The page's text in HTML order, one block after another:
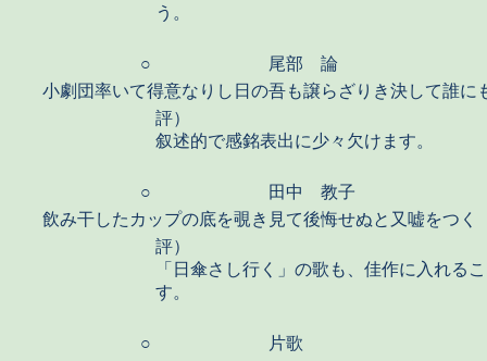
う。
○
尾部 論
小劇団率いて得意なりし日の吾も譲らざりき決して誰に
評）
叙述的で感銘表出に少々欠けます。
○
田中 教子
飲み干したカップの底を覗き見て後悔せぬと又嘘をつく
評）
「日傘さし行く」の歌も、佳作に入れる
す。
○
片歌